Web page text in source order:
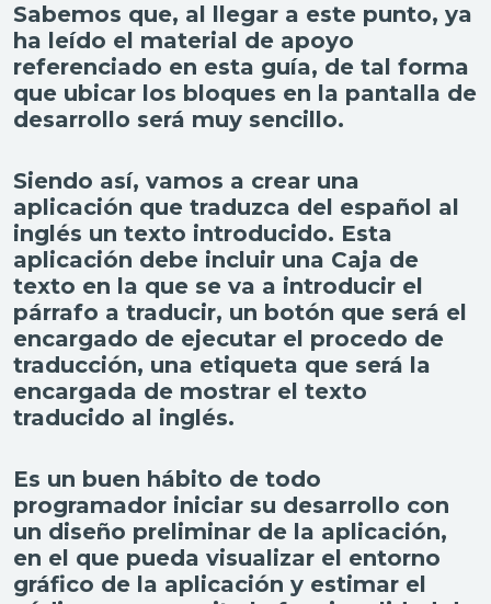
Sabemos que, al llegar a este punto, ya
ha leído el material de apoyo
referenciado en esta guía, de tal forma
que ubicar los bloques en la pantalla de
desarrollo será muy sencillo.
Siendo así, vamos a crear una
aplicación que traduzca del español al
inglés un texto introducido. Esta
aplicación debe incluir una Caja de
texto en la que se va a introducir el
párrafo a traducir, un botón que será el
encargado de ejecutar el procedo de
traducción, una etiqueta que será la
encargada de mostrar el texto
traducido al inglés.
Es un buen hábito de todo
programador iniciar su desarrollo con
un diseño preliminar de la aplicación,
en el que pueda visualizar el entorno
gráfico de la aplicación y estimar el